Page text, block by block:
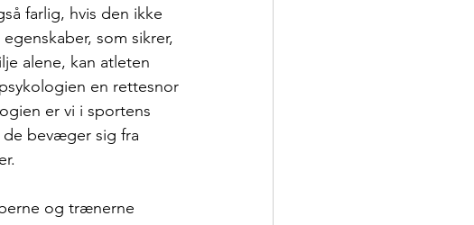
farlig, hvis den ikke
som sikrer,
alene, kan atleten
en rettesnor
er vi i sportens
bevæger sig fra
og trænerne